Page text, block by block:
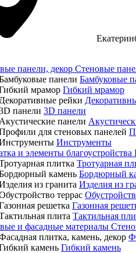
Стеновые
Бамбуковые
Гибкий мрамор
3D панели
Инструменты
Тротуарная
Бордюрный
Изделия из
Газонная
Тактильная
Гибкий камень